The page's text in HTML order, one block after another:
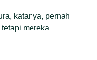
katanya, pernah
mereka